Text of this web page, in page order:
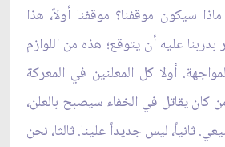
سيكون موقفنا؟ موقفنا أولاً، هذا
عليه أن يتوقع؛ هذه من اللوازم
أولا كل المعلنين في المعركة
يقاتل في الخفاء سيصبح بالعلن،
ثانياً، ليس جديداً علينا. ثالثا، نحن